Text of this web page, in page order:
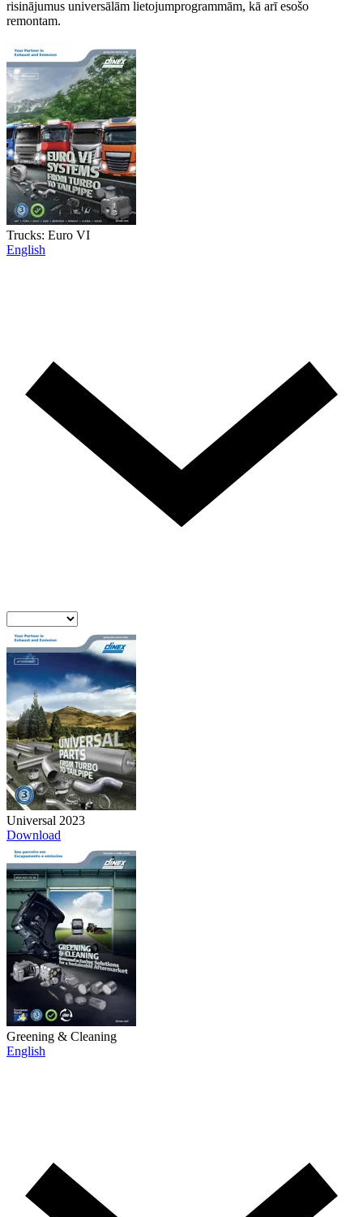
risinājumus universālām lietojumprogrammām, kā arī esošo
remontam.
Trucks: Euro VI
English
Universal 2023
Download
Greening & Cleaning
English